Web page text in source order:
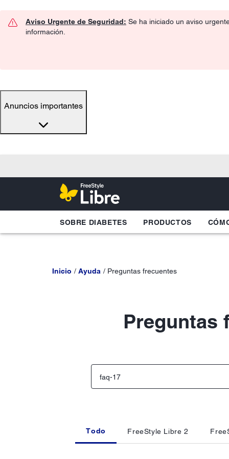
Aviso Urgente de Seguridad: Se ha iniciado un aviso
información.
Anuncios importantes
SOBRE DIABETES PRODUCTOS
Inicio Ayuda Preguntas frecuentes
Preguntas
Todo FreeStyle Libre 2